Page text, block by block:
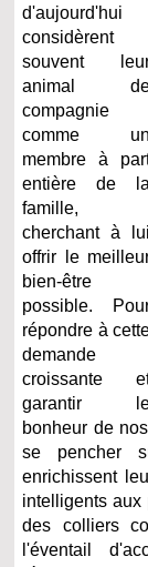
d'aujourd'hui
considèrent
souvent
animal
compagnie
comme un
membre à
entière de la
famille,
cherchant à lui
offrir le
bien-être
possible.
répondre à
demande
croissante
garantir
bonheur de
se pencher
enrichissent
intelligents aux
des colliers
l'éventail